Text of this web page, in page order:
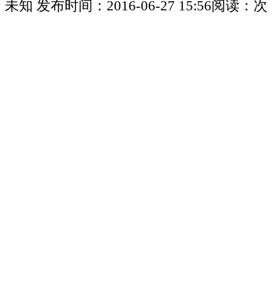
未知 发布时间： 2016-06-27 15:56阅读： 次